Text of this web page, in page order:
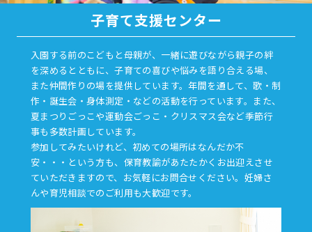
子育て支援センター
入園する前のこどもと母親が、一緒に遊びながら親子の絆
を深めるとともに、子育ての喜びや悩みを語り合える場、
また仲間作りの場を提供しています。年間を通して、歌・制
作・誕生会・身体測定・などの活動を行っています。また、
夏まつりごっこや運動会ごっこ・クリスマス会など季節行
事も多数計画しています。
参加してみたいけれど、初めての場所はなんだか不
安・・・という方も、保育教諭があたたかくお出迎えさせ
ていただきますので、お気軽にお問合せください。妊婦さ
んや育児相談でのご利用も大歓迎です。